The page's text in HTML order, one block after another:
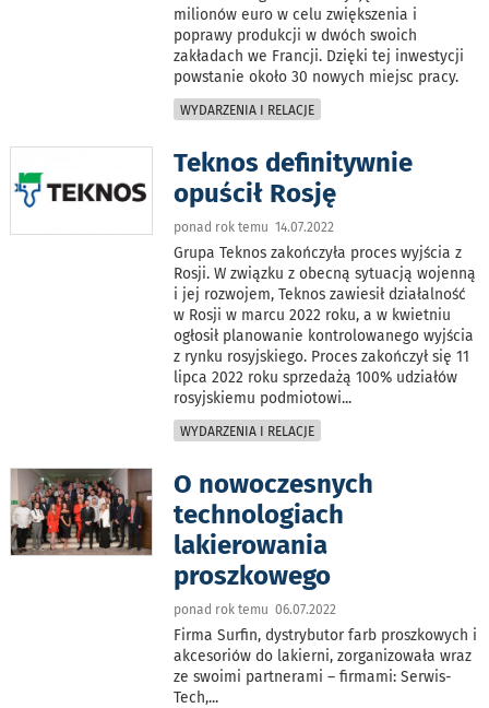
milionów euro w celu zwiększenia i
poprawy produkcji w dwóch swoich
zakładach we Francji. Dzięki tej inwestycji
powstanie około 30 nowych miejsc pracy.
WYDARZENIA I RELACJE
Teknos definitywnie
opuścił Rosję
ponad rok temu 14.07.2022
Grupa Teknos zakończyła proces wyjścia z
Rosji. W związku z obecną sytuacją wojenną
i jej rozwojem, Teknos zawiesił działalność
w Rosji w marcu 2022 roku, a w kwietniu
ogłosił planowanie kontrolowanego wyjścia
z rynku rosyjskiego. Proces zakończył się 11
lipca 2022 roku sprzedażą 100% udziałów
rosyjskiemu podmiotowi...
WYDARZENIA I RELACJE
O nowoczesnych
technologiach
lakierowania
proszkowego
ponad rok temu 06.07.2022
Firma Surfin, dystrybutor farb proszkowych i
akcesoriów do lakierni, zorganizowała wraz
ze swoimi partnerami – firmami: Serwis-
Tech,...